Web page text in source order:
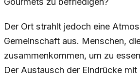
Der Ort strahlt jedoch eine
Gemeinschaft aus. Menschen,
zusammenkommen, um zu
Der Austausch der Eindrücke mit